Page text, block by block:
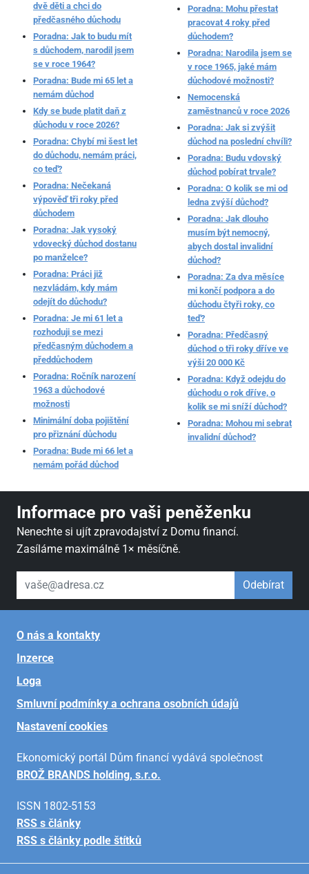
dvě děti a chci do
předčasného důchodu
Poradna: Jak to budu mít
s důchodem, narodil jsem
se v roce 1964?
Poradna: Bude mi 65 let a
nemám důchod
Kdy se bude platit daň z
důchodu v roce 2026?
Poradna: Chybí mi šest let
do důchodu, nemám práci,
co teď?
Poradna: Nečekaná
výpověď tři roky před
důchodem
Poradna: Jak vysoký
vdovecký důchod dostanu
po manželce?
Poradna: Práci již
nezvládám, kdy mám
odejít do důchodu?
Poradna: Je mi 61 let a
rozhoduji se mezi
předčasným důchodem a
předdůchodem
Poradna: Ročník narození
1963 a důchodové
možnosti
Minimální doba pojištění
pro přiznání důchodu
Poradna: Bude mi 66 let a
nemám pořád důchod
Poradna: Mohu přestat
pracovat 4 roky před
důchodem?
Poradna: Narodila jsem se
v roce 1965, jaké mám
důchodové možnosti?
Nemocenská
zaměstnanců v roce 2026
Poradna: Jak si zvýšit
důchod na poslední chvíli?
Poradna: Budu vdovský
důchod pobírat trvale?
Poradna: O kolik se mi od
ledna zvýší důchod?
Poradna: Jak dlouho
musím být nemocný,
abych dostal invalidní
důchod?
Poradna: Za dva měsíce
mi končí podpora a do
důchodu čtyři roky, co
teď?
Poradna: Předčasný
důchod o tři roky dříve ve
výši 20 000 Kč
Poradna: Když odejdu do
důchodu o rok dříve, o
kolik se mi sníží důchod?
Poradna: Mohou mi sebrat
invalidní důchod?
Informace pro vaši peněženku
Nenechte si ujít zpravodajství z Domu financí.
Zasíláme maximálně 1× měsíčně.
váš email Odebírat
O nás a kontakty
Inzerce
Loga
Smluvní podmínky a ochrana osobních údajů
Nastavení cookies
Ekonomický portál Dům financí vydává společnost
BROŽ BRANDS holding, s.r.o.
ISSN 1802-5153
RSS s články
RSS s články podle štítků